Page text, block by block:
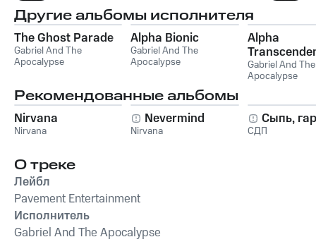
Другие альбомы исполнителя
The Ghost Parade
Gabriel And The
Apocalypse
Alpha Bionic
Gabriel And The
Apocalypse
Alpha
Gabriel And The
Apocalypse
Рекомендованные альбомы
Nirvana
Nirvana
Nevermind
Nirvana
Сыпь,
СДП
О треке
Лейбл
Pavement Entertainment
Исполнитель
Gabriel And The Apocalypse